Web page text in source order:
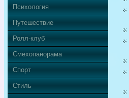
Психология
Путешествие
Ролл-клуб
Смехопанорама
Спорт
Стиль